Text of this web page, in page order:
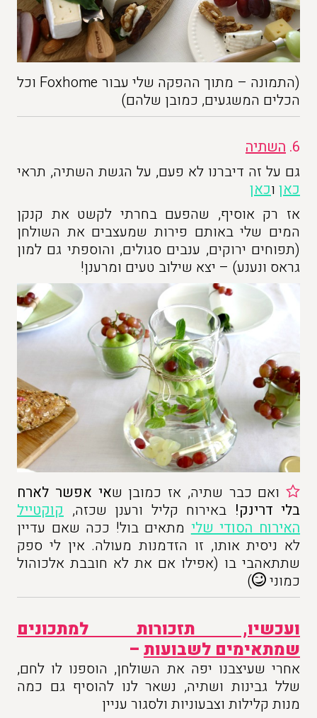
(התמונה – מתוך ההפקה שלי עבור Foxhome וכל
הכלים המשגעים, כמובן שלהם)
6. השתיה
גם על זה דיברנו לא פעם, על הגשת השתיה, תראי
כאן וכאן
אז רק אוסיף, שהפעם בחרתי לקשט את קנקן
המים שלי באותם פירות שמעצבים את השולחן
(תפוחים ירוקים, ענבים סגולים, והוספתי גם למון
גראס ונענע) – יצא שילוב טעים ומרענן!
ואם כבר שתיה, אז כמובן שאי אפשר לארח
בלי דרינק! באירוח קליל ורענן שכזה, קוקטייל
האירוח הסודי שלימתאים בול! ככה שאם עדיין
לא ניסית אותו, זו הזדמנות מעולה. אין לי ספק
שתתאהבי בו (אפילו אם את לא חובבת אלכוהול
כמוני
)
ועכשיו, תזכורות למתכונים
שמתאימים לשבועות –
אחרי שעיצבנו יפה את השולחן, הוספנו לו לחם,
שלל גבינות ושתיה, נשאר לנו להוסיף גם כמה
מנות קלילות וצבעוניות ולסגור עניין